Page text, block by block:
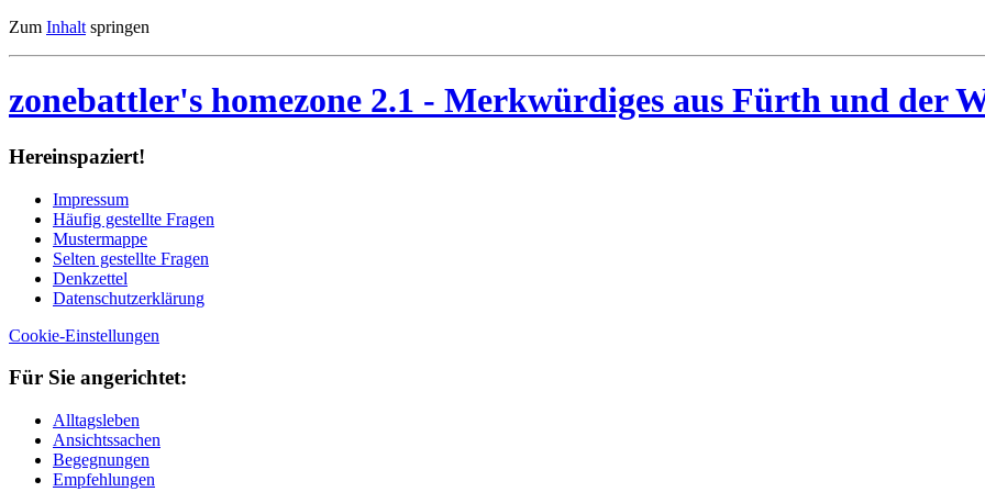
Zum Inhalt springen
zonebattler's homezone 2.1 - Merkwürdiges aus Fürth und der
Her­ein­spa­ziert!
Im­pres­sum
Häu­fig ge­stell­te Fra­gen
Mu­ster­map­pe
Sel­ten ge­stell­te Fra­gen
Denk­zet­tel
Da­ten­schutz­er­klä­rung
Cookie-Einstellungen
Für Sie an­ge­rich­tet:
Alltagsleben
Ansichtssachen
Begegnungen
Empfehlungen